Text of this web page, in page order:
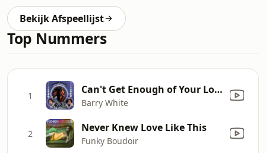
Bekijk Afspeellijst
Top Nummers
1 Can't Get Enough of Your Love, Babe
Barry White
2 Never Knew Love Like This
Funky Boudoir